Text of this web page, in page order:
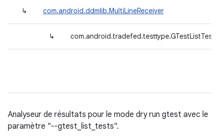
↳ com.android.ddmlib.MultiLineReceiver
↳
Analyseur de résultats pour le mode dry run gtest avec le
paramètre "--gtest_list_tests".